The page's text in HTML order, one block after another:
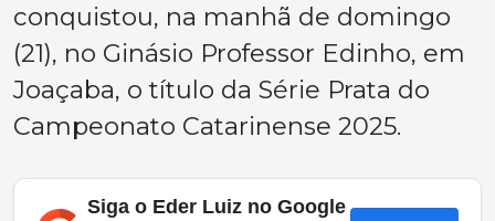
conquistou, na manhã de domingo
(21), no Ginásio Professor Edinho, em
Joaçaba, o título da Série Prata do
Campeonato Catarinense 2025.
Siga o Eder Luiz no Google